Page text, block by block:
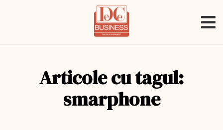
Articole cu tagul:
smarphone